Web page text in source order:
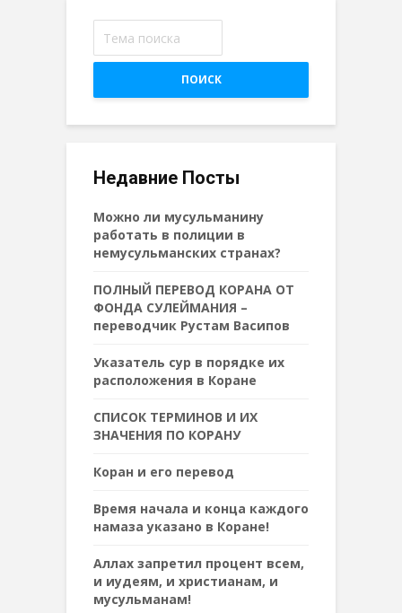
ПОИСК
Недавние Посты
Можно ли мусульманину
работать в полиции в
немусульманских странах?
ПОЛНЫЙ ПЕРЕВОД КОРАНА ОТ
ФОНДА СУЛЕЙМАНИЯ –
переводчик Рустам Васипов
Указатель сур в порядке их
расположения в Коране
СПИСОК ТЕРМИНОВ И ИХ
ЗНАЧЕНИЯ ПО КОРАНУ
Коран и его перевод
Время начала и конца каждого
намаза указано в Коране!
Аллах запретил процент всем,
и иудеям, и христианам, и
мусульманам!